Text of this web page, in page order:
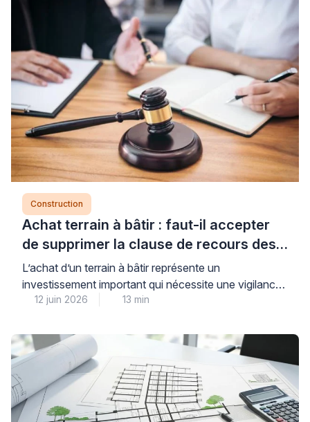
la multitude de paramètres qui influencent
directement votre budget : du choix architectural aux
Construction
Achat terrain à bâtir : faut-il accepter
de supprimer la clause de recours des
tiers ?
L’achat d’un terrain à bâtir représente un
investissement important qui nécessite une vigilance
particulière lors de la signature du compromis de
recours des tiers. La réponse est claire : les
professionnels du droit de l’urbanisme déconseillent
fortement de supprimer cette clause protectrice,
même sous la pression du […]
12 juin 2026 13 min